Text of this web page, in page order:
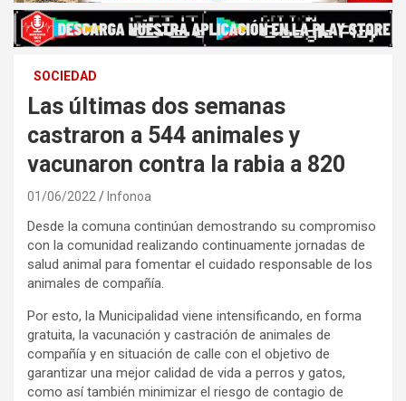
SOCIEDAD
Las últimas dos semanas
castraron a 544 animales y
vacunaron contra la rabia a 820
01/06/2022 Infonoa
Desde la comuna continúan demostrando su compromiso
con la comunidad realizando continuamente jornadas de
salud animal para fomentar el cuidado responsable de los
animales de compañía.
Por esto, la Municipalidad viene intensificando, en forma
gratuita, la vacunación y castración de animales de
compañía y en situación de calle con el objetivo de
garantizar una mejor calidad de vida a perros y gatos,
como así también minimizar el riesgo de contagio de